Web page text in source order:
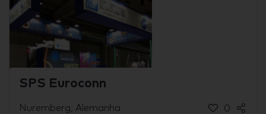
SPS Euroconn
Nuremberg, Alemanha
0